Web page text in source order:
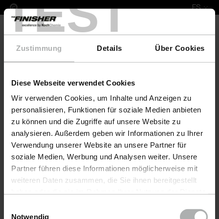
TEST
Zustimmung Details Über Cookies
Diese Webseite verwendet Cookies
Wir verwenden Cookies, um Inhalte und Anzeigen zu
personalisieren, Funktionen für soziale Medien anbieten
zu können und die Zugriffe auf unsere Website zu
analysieren. Außerdem geben wir Informationen zu Ihrer
Verwendung unserer Website an unsere Partner für
soziale Medien, Werbung und Analysen weiter. Unsere
Partner führen diese Informationen möglicherweise mit
weiteren Daten zusammen, die Sie ihnen bereitgestellt
Einstellungen zu den Cookies finden Sie unter
Notwendig
ES
COLOURLOCK Leather Fresh Colour & Protect Set